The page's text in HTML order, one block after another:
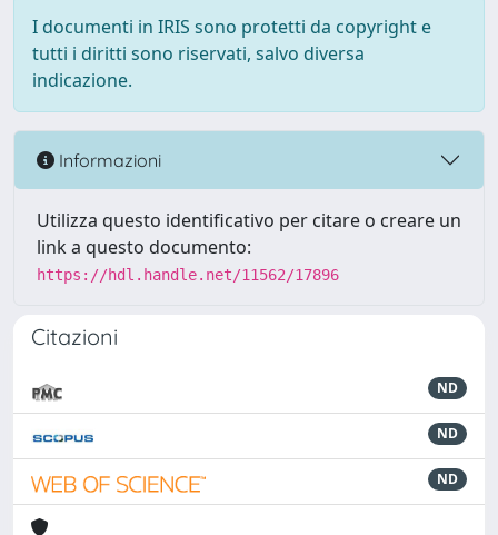
I documenti in IRIS sono protetti da copyright e
tutti i diritti sono riservati, salvo diversa
indicazione.
Informazioni
Utilizza questo identificativo per citare o creare un
link a questo documento:
https://hdl.handle.net/11562/17896
Citazioni
ND
ND
ND